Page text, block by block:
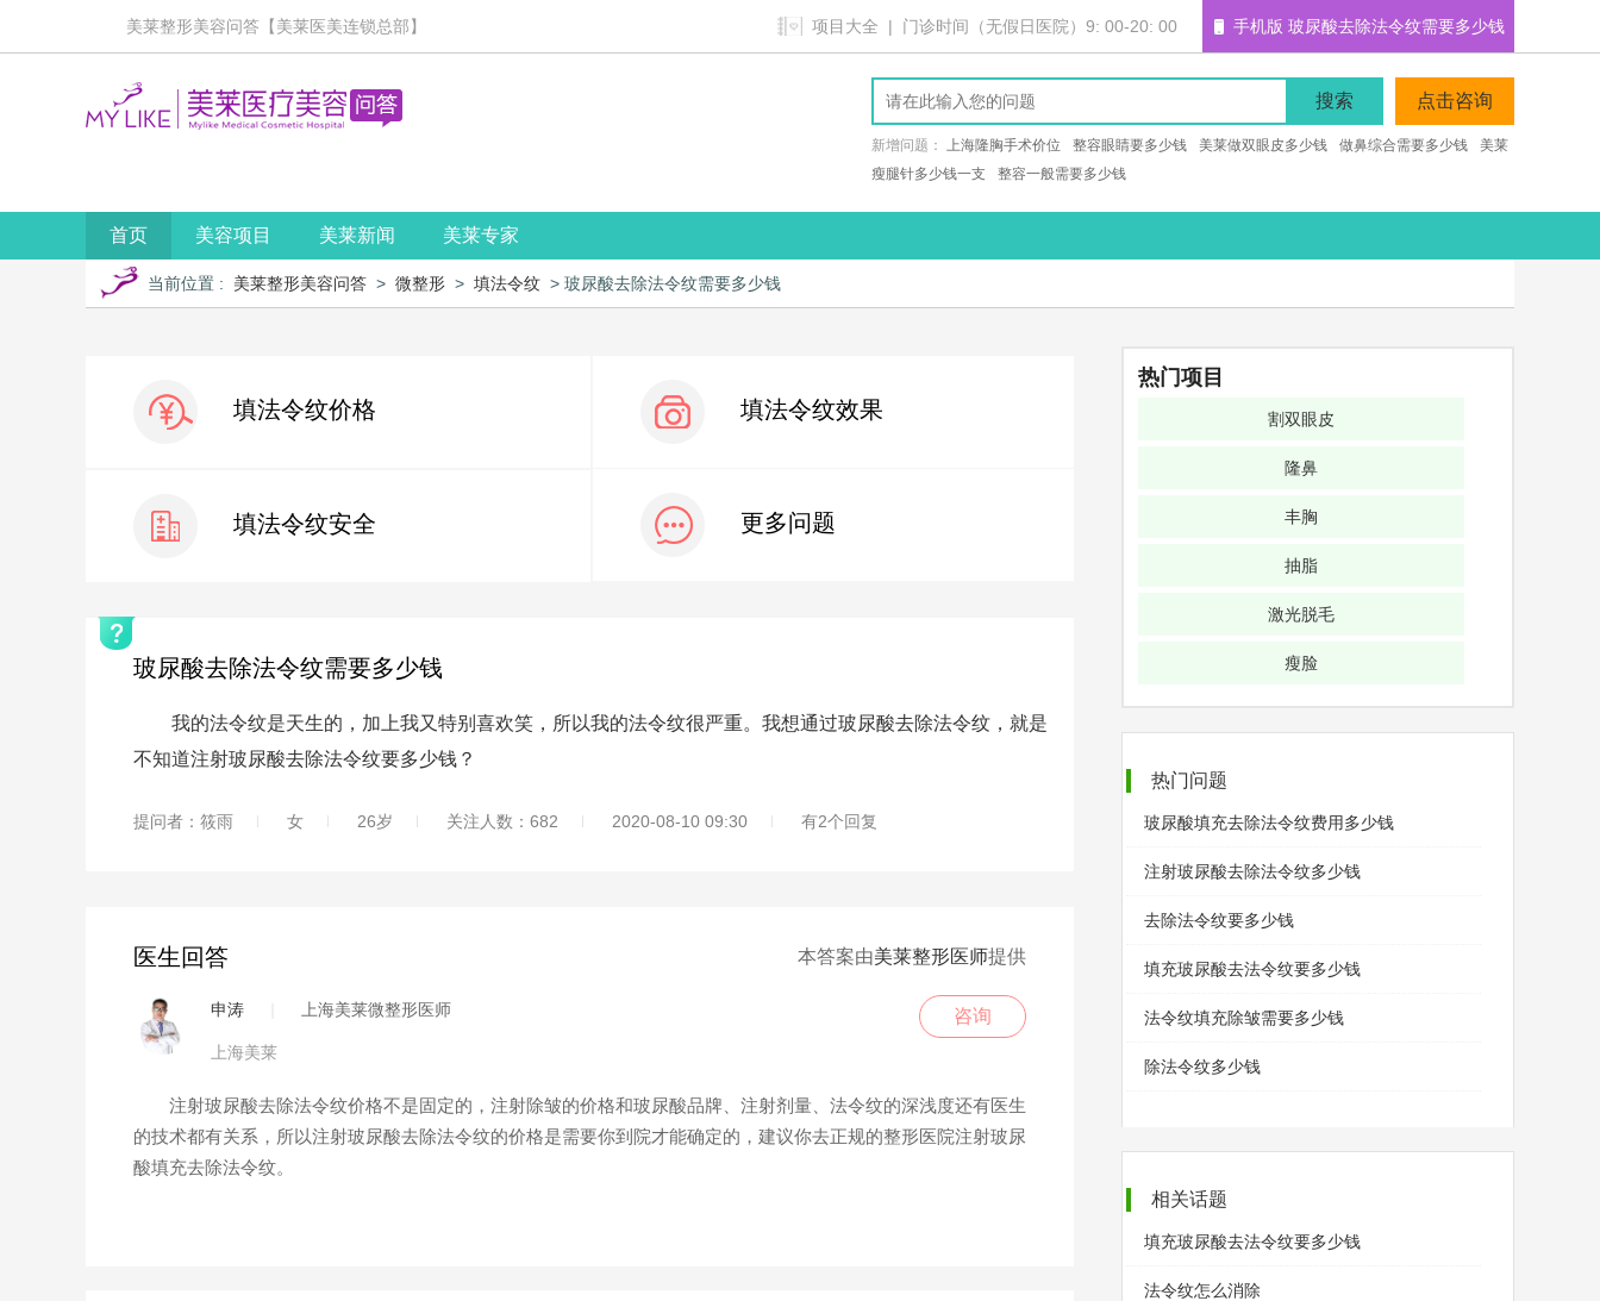
美莱整形美容问答【美莱医美连锁总部】 手机版 玻尿酸去除法令纹需要多少钱
项目大全 | 门诊时间（无假日医院）9: 00-20: 00
搜索 点击咨询
新增问题： 上海隆胸手术价位 整容眼睛要多少钱 美莱做双眼皮多少钱 做鼻综合需要多少钱
美莱
瘦腿针多少钱一支
整容一般需要多少钱
首页 美容项目 美莱新闻 美莱专家
当前位置 : 美莱整形美容问答 > 微整形 > 填法令纹 > 玻尿酸去除法令纹需要多少钱
填法令纹价格 填法令纹效果
填法令纹安全 更多问题
玻尿酸去除法令纹需要多少钱
我的法令纹是天生的，加上我又特别喜欢笑，所以我的法令纹很严重。我想通过玻尿酸去除法令纹，就是
不知道注射玻尿酸去除法令纹要多少钱？
提问者：筱雨 女 26岁 关注人数：682 2020-08-10 09:30 有2个回复
医生回答 本答案由美莱整形医师提供
申涛 上海美莱微整形医师
上海美莱
咨询
注射玻尿酸去除法令纹价格不是固定的，注射除皱的价格和玻尿酸品牌、注射剂量、法令纹的深浅度还有医生
的技术都有关系，所以注射玻尿酸去除法令纹的价格是需要你到院才能确定的，建议你去正规的整形医院注射玻尿
酸填充去除法令纹。
热门项目
割双眼皮
隆鼻
丰胸
抽脂
激光脱毛
瘦脸
热门问题
玻尿酸填充去除法令纹费用多少钱
注射玻尿酸去除法令纹多少钱
去除法令纹要多少钱
填充玻尿酸去法令纹要多少钱
法令纹填充除皱需要多少钱
除法令纹多少钱
相关话题
填充玻尿酸去法令纹要多少钱
法令纹怎么消除